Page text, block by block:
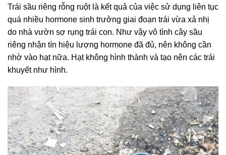
Trái sầu riêng rỗng ruột là kết quả của việc sử dụng liên tục
quá nhiều hormone sinh trưởng giai đoạn trái vừa xả nhị
do nhà vườn sợ rụng trái con. Như vậy vô tình cây sầu
riêng nhận tín hiệu lượng hormone đã đủ, nên không cần
nhờ vào hạt nữa. Hạt không hình thành và tạo nên các trái
khuyết như hình.